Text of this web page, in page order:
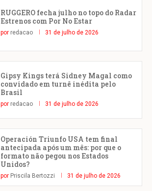
RUGGERO fecha julho no topo do Radar
Estrenos com Por No Estar
por redacao 31 de julho de 2026
Gipsy Kings terá Sidney Magal como
convidado em turnê inédita pelo
Brasil
por redacao 31 de julho de 2026
Operación Triunfo USA tem final
antecipada após um mês: por que o
formato não pegou nos Estados
Unidos?
por Priscila Bertozzi 31 de julho de 2026